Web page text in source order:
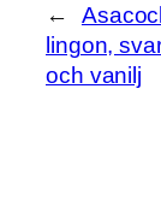
←
lingon,
och vanilj